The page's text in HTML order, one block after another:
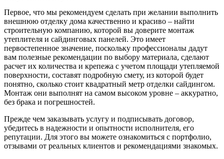
Первое, что мы рекомендуем сделать при желании выполнить
внешнюю отделку дома качественно и красиво – найти
строительную компанию, которой вы доверите монтаж
утеплителя и сайдинговых панелей. Это имеет
первостепенное значение, поскольку профессионалы дадут
вам полезные рекомендации по выбору материала, сделают
расчет их количества и крепежа с учетом площади утепляемой
поверхности, составят подробную смету, из которой будет
понятно, сколько стоит квадратный метр отделки сайдингом.
Монтаж они выполнят на самом высоком уровне – аккуратно,
без брака и погрешностей.
Прежде чем заказывать услугу и подписывать договор,
убедитесь в надежности и опытности исполнителя, его
репутации. Для этого вы можете ознакомиться с портфолио,
отзывами от реальных клиентов и рекомендациями знакомых.